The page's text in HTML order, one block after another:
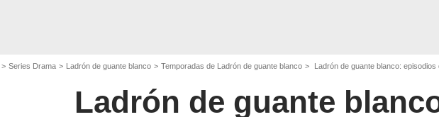
Series Drama Ladrón de guante blanco Temporadas de Ladrón de guante blanco Ladrón de guante blanco: episodios
Ladrón de guante